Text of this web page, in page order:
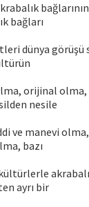
bağları
dünya
orijinal
nesile
ve manevi
bazı
ayrı bir